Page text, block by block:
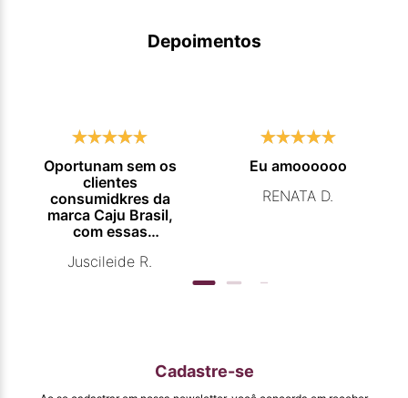
Depoimentos
Oportunam sem os
clientes
consumidkres da
marca Caju Brasil,
com essas
promocionais de
qualidade que vcs
entregam. Parabéns
Juscileide R.
Eu amoooooo
RENATA D.
Cadastre-se